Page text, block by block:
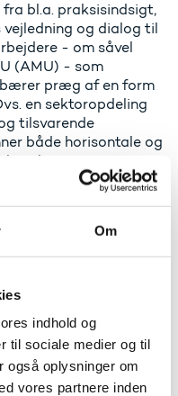
Om
indhold og
til sociale medier og til
også oplysninger om
vores partnere inden
bl.a. praksisindsigt,
og dialog til
- om såvel
(AMU) - som
præg af en form
en sektoropdeling
tilsvarende
både horisontale og
og
og vejledning i
faglige udbud
en ny
på
vertikal VEU-tilgang,
kvalifikationsbehov
trend i samfundet,